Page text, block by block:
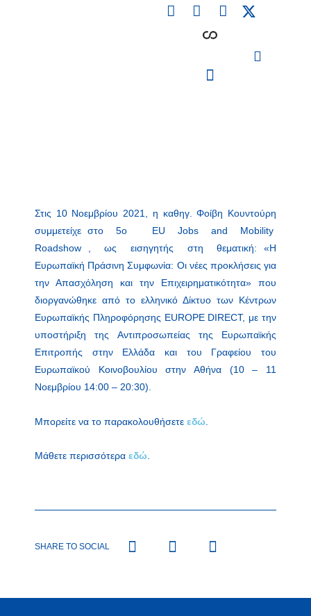
F
a
L
i
n
I
n
Στις 10 Νοεμβρίου 2021, η καθηγ. Φοίβη Κουντούρη
συμμετείχε στο 5ο EU Jobs and Mobility
Roadshow , ως εισηγητής στη θεματική: «Η
Ευρωπαϊκή Πράσινη Συμφωνία: Οι νέες προκλήσεις για
την Απασχόληση και την Επιχειρηματικότητα» που
διοργανώθηκε από το ελληνικό Δίκτυο των Κέντρων
Ευρωπαϊκής Πληροφόρησης EUROPE DIRECT, με την
υποστήριξη της Αντιπροσωπείας της Ευρωπαϊκής
Επιτροπής στην Ελλάδα και του Γραφείου του
Ευρωπαϊκού Κοινοβουλίου στην Αθήνα (10 – 11
Νοεμβρίου 14:00 – 20:30).
Μπορείτε να το παρακολουθήσετε εδώ
Μάθετε περισσότερα εδώ
SHARE TO SOCIAL